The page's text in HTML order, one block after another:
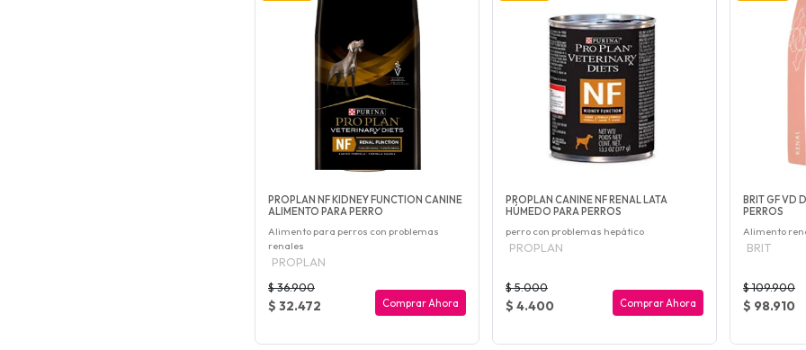
PROPLAN NF KIDNEY FUNCTION CANINE
ALIMENTO PARA PERRO
Alimento para perros con problemas
renales
PROPLAN
$ 36.900
$ 32.472 Comprar Ahora
PROPLAN CANINE NF RENAL LATA
HÚMEDO PARA PERROS
perro con problemas hepático
PROPLAN
$ 5.000
$ 4.400 Comprar Ahora
BRIT GF VD
PERROS
Alimento
BRIT
$ 109.900
$ 98.910